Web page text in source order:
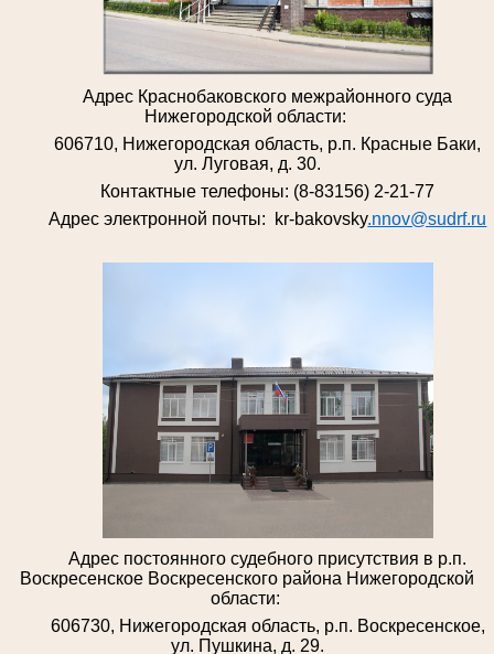
Адрес Краснобаковского межрайонного суда
Нижегородской области:
606710, Нижегородская область, р.п. Красные Баки,
ул. Луговая, д. 30.
Контактные телефоны: (8-83156) 2-21-77
Адрес электронной почты: kr-bakovsky.nnov@sudrf.ru
Адрес постоянного судебного присутствия в р.п.
Воскресенское Воскресенского района Нижегородской
области:
606730, Нижегородская область, р.п. Воскресенское,
ул. Пушкина, д. 29.